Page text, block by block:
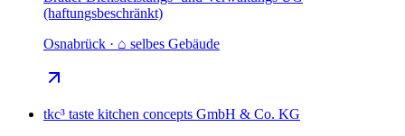
(haftungsbeschränkt)
Osnabrück · ⌂ selbes Gebäude
tkc³ taste kitchen concepts GmbH & Co. KG